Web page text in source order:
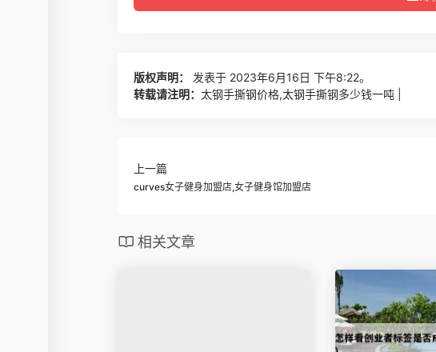
版权声明：
发表于 2023年6月16日 下午8:22。
转载请注明： 太钢手撕钢价格,太钢手撕钢多少钱一吨 |
上一篇
curves女子健身加盟店,女子健身馆加盟店
相关文章